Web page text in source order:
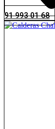
91 993 01 68